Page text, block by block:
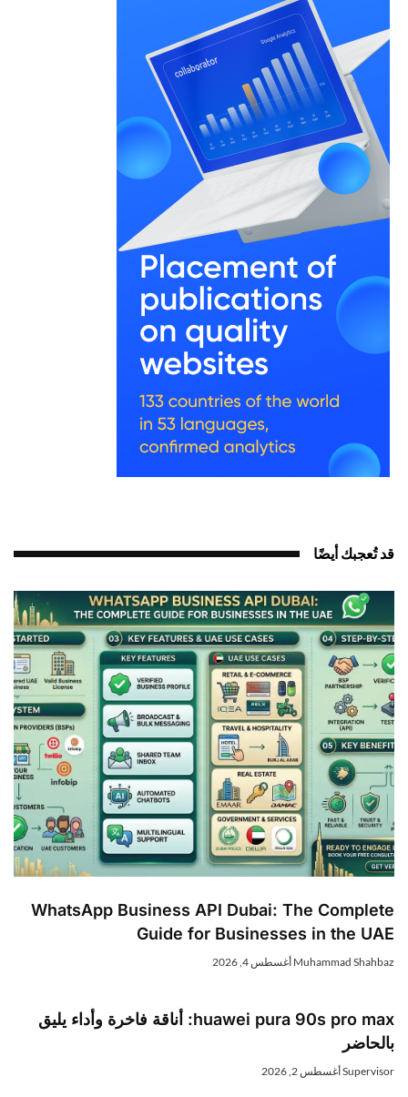
قد تُعجبك أيضًا
WhatsApp Business API Dubai: The Complete
Guide for Businesses in the UAE
Muhammad Shahbaz أغسطس 4, 2026
huawei pura 90s pro max: أناقة فاخرة وأداء يليق
بالحاضر
Supervisorأغسطس 2, 2026